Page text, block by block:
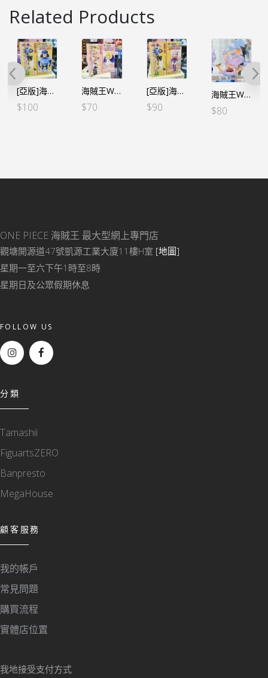
Related Products
[亞版]海賊王WCF -蛋頭島篇 VOL.3-大熊
$100
海賊王WCF -蛋頭島篇 VOL.5 – 史翠西 斯圖西（行）
$70
[亞版]海賊王WCF -蛋頭島篇 VOL.3-邦妮
$90
海賊王WCF -路飛五檔 收藏套裝金屬色-B款單個
$80
ONE PIECE 海賊王 最大型網上專門店
觀塘開源道47號凱源工業大廈11樓H室 [地圖]
星期一至六下午1時至8時
星期日及公眾假期休息
FOLLOW US
分類
Tamashii
FiguartsZERO
Banpresto
MegaHouse
顧客服務
我的帳戶
常見問題
購買流程
實體店位置
我地接受支付方式